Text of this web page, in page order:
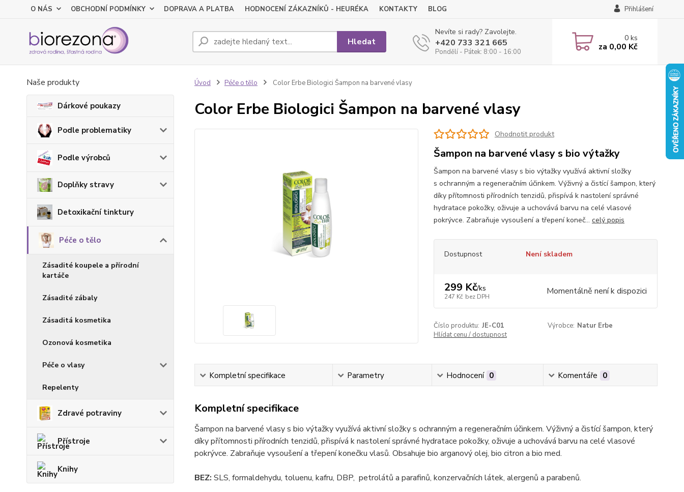
O NÁS OBCHODNÍ PODMÍNKY DOPRAVA A PLATBA HODNOCENÍ ZÁKAZNÍKŮ - HEURÉKA KONTAKTY BLOG Přihlášení
Hledat
Nevíte si rady? Zavolejte.
+420 733 321 665
Pondělí - Pátek: 8:00 - 16:00
0ks
za 0,00 Kč
Naše produkty
Dárkové poukazy
Podle problematiky
Podle výrobců
Doplňky stravy
Detoxikační tinktury
Péče o tělo
Zásadité koupele a přírodní
kartáče
Zásadité zábaly
Zásaditá kosmetika
Ozonová kosmetika
Péče o vlasy
Repelenty
Zdravé potraviny
Přístroje
Knihy
Úvod Péče o tělo Color Erbe Biologici Šampon na barvené vlasy
Color Erbe Biologici Šampon na barvené vlasy
Ohodnotit produkt
Šampon na barvené vlasy s bio výtažky
Šampon na barvené vlasy s bio výtažky využívá aktivní složky
s ochranným a regeneračním účinkem. Výživný a čistící šampon, který
díky přítomnosti přírodních tenzidů, přispívá k nastolení správné
hydratace pokožky, oživuje a uchovává barvu na celé vlasové
pokrývce. Zabraňuje vysoušení a třepení koneč... celý popis
Dostupnost Není skladem
299 Kč/ks
247 Kč bez DPH Momentálně není k dispozici
Číslo produktu: JE-C01 Výrobce: Natur Erbe
Hlídat cenu / dostupnost
Kompletní specifikace Parametry Hodnocení 0 Komentáře 0
Kompletní specifikace
Šampon na barvené vlasy s bio výtažky využívá aktivní složky s ochranným a regeneračním účinkem. Výživný a čistící šampon, který
díky přítomnosti přírodních tenzidů, přispívá k nastolení správné hydratace pokožky, oživuje a uchovává barvu na celé vlasové
pokrývce. Zabraňuje vysoušení a třepení konečku vlasů. Obsahuje bio arganový olej, bio citron a bio med.
BEZ: SLS, formaldehydu, toluenu, kafru, DBP, petrolátů a parafinů, konzervačních látek, alergenů a parabenů.